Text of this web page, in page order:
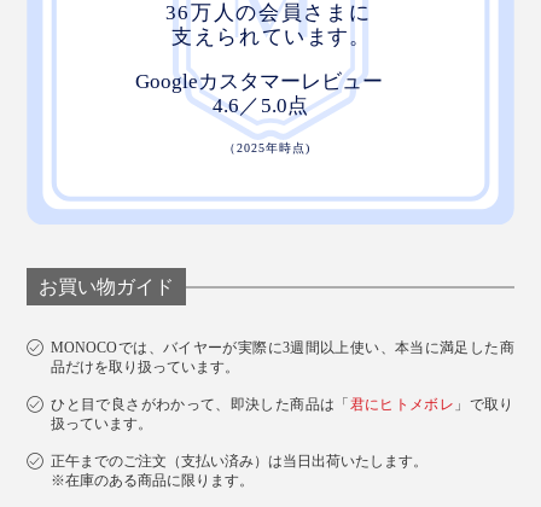
お買い物ガイド
MONOCOでは、バイヤーが実際に3週間以上使い、本当に満足した商
品だけを取り扱っています。
ひと目で良さがわかって、即決した商品は「君にヒトメボレ 」で取り
扱っています。
正午までのご注文（支払い済み）は当日出荷いたします。
※在庫のある商品に限ります。